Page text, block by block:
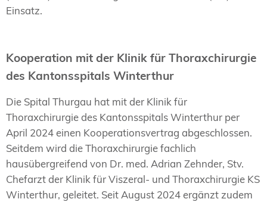
Einsatz.
Kooperation mit der Klinik für Thoraxchirurgie
des Kantonsspitals Winterthur
Die Spital Thurgau hat mit der Klinik für
Thoraxchirurgie des Kantonsspitals Winterthur per
April 2024 einen Kooperationsvertrag abgeschlossen.
Seitdem wird die Thoraxchirurgie fachlich
hausübergreifend von Dr. med. Adrian Zehnder, Stv.
Chefarzt der Klinik für Viszeral- und Thoraxchirurgie KS
Winterthur, geleitet. Seit August 2024 ergänzt zudem